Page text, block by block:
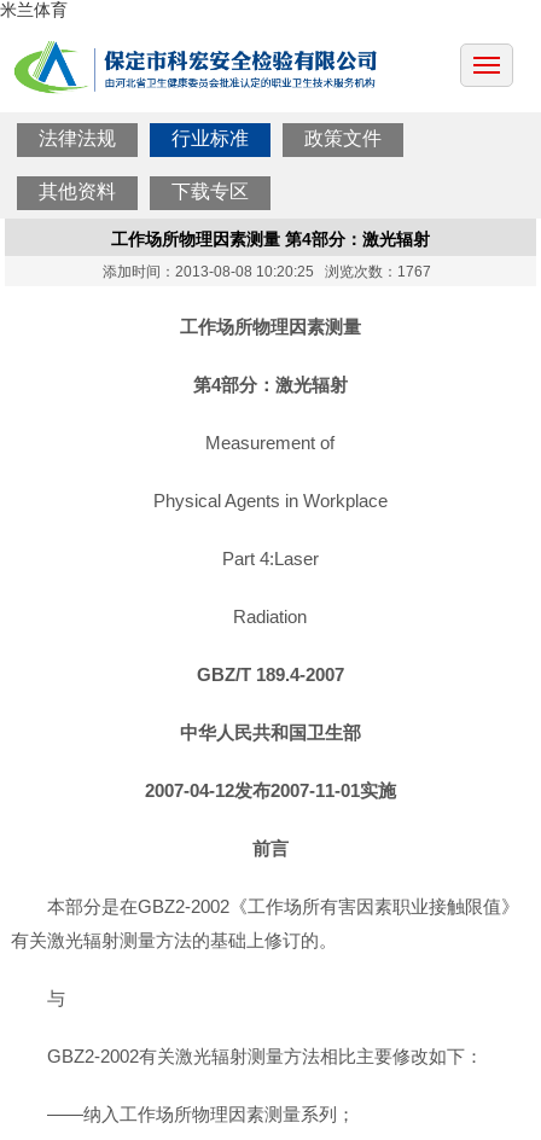
米兰体育
法律法规 行业标准 政策文件
其他资料 下载专区
工作场所物理因素测量 第4部分：激光辐射
添加时间：2013-08-08 10:20:25 浏览次数：1767
工作场所物理因素测量
第4部分：激光辐射
Measurement of
Physical Agents in Workplace
Part 4:Laser
Radiation
GBZ/T 189.4-2007
中华人民共和国卫生部
2007-04-12发布2007-11-01实施
前言
本部分是在GBZ2-2002《工作场所有害因素职业接触限值》
有关激光辐射测量方法的基础上修订的。
与
GBZ2-2002有关激光辐射测量方法相比主要修改如下：
——纳入工作场所物理因素测量系列；